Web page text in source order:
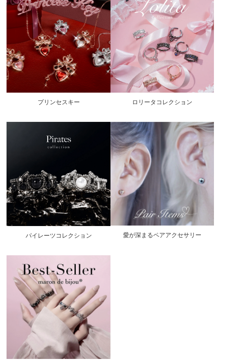
プリンセスキー ロリータコレクション
パイレーツコレクション 愛が深まるペアアクセサリー